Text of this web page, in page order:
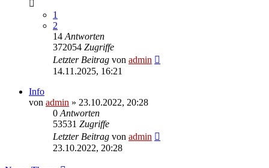
1
2
14 Antworten
372054 Zugriffe
Letzter Beitrag von admin
14.11.2025, 16:21
Info
von admin » 23.10.2022, 20:28
0 Antworten
53531 Zugriffe
Letzter Beitrag von admin
23.10.2022, 20:28